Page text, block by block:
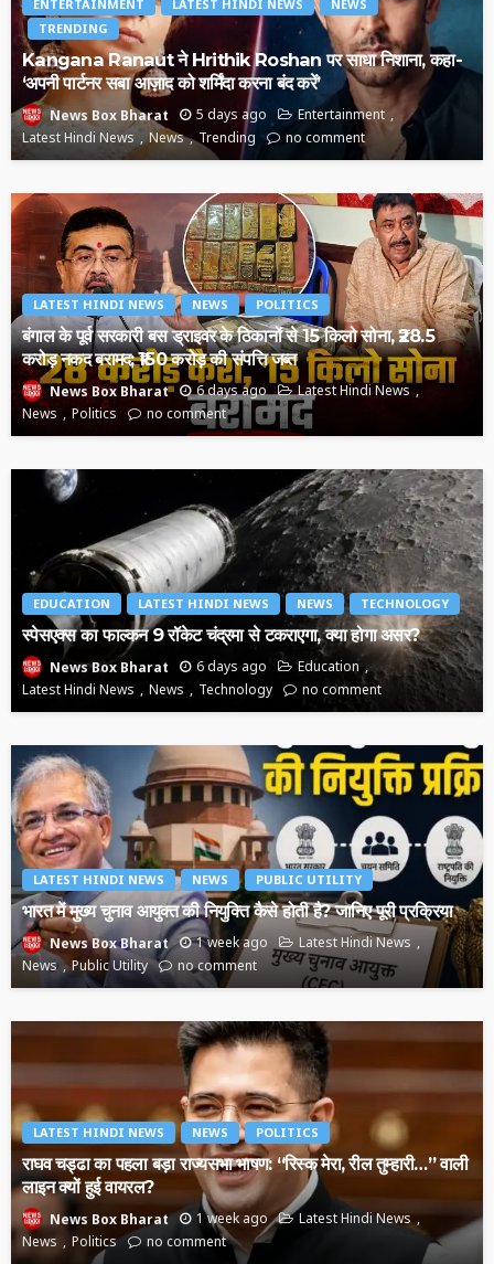
ENTERTAINMENT LATEST HINDI NEWS
NEWS
TRENDING
Kangana Ranaut ने Hrithik Roshan पर साधा निशाना, कहा-
‘अपनी पार्टनर सबा आज़ाद को शर्मिंदा करना बंद करें’
News Box Bharat 5 days ago
Entertainment
Latest Hindi News
News Trending no comment
LATEST HINDI NEWS NEWS POLITICS
बंगाल के पूर्व सरकारी बस ड्राइवर के ठिकानों से 15 किलो सोना, ₹28.5
करोड़ नकद बरामद; ₹150 करोड़ की संपत्ति जब्त
News Box Bharat 6 days ago
Latest Hindi News
News
Politics no comment
EDUCATION LATEST HINDI NEWS NEWS TECHNOLOGY
स्पेसएक्स का फाल्कन 9 रॉकेट चंद्रमा से टकराएगा, क्या होगा असर?
News Box Bharat 6 days ago
Education
Latest Hindi News
News Technology no comment
LATEST HINDI NEWS NEWS PUBLIC UTILITY
भारत में मुख्य चुनाव आयुक्त की नियुक्ति कैसे होती है? जानिए पूरी प्रक्रिया
News Box Bharat 1 week ago
Latest Hindi News
News
Public Utility no comment
LATEST HINDI NEWS NEWS POLITICS
राघव चड्ढा का पहला बड़ा राज्यसभा भाषण: “रिस्क मेरा, रील तुम्हारी…” वाली
लाइन क्यों हुई वायरल?
News Box Bharat 1 week ago
Latest Hindi News
News
Politics no comment